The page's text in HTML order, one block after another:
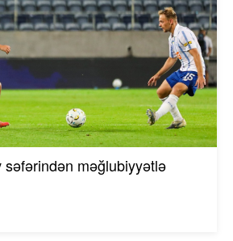
səfərindən məğlubiyyətlə